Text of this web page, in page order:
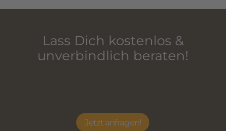
Lass Dich kostenlos &
unverbindlich beraten!
Jetzt anfragen!